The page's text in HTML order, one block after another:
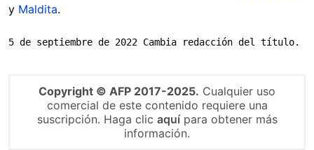
y Maldita.
5 de septiembre de 2022 Cambia redacción del título.
Copyright © AFP 2017-2025. Cualquier uso
comercial de este contenido requiere una
suscripción. Haga clic aquípara obtener más
información.